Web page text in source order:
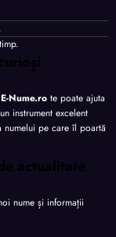
E-Nume.ro te poate ajuta
instrument excelent
numelui pe care îl poartă
actualitate
nume și informații